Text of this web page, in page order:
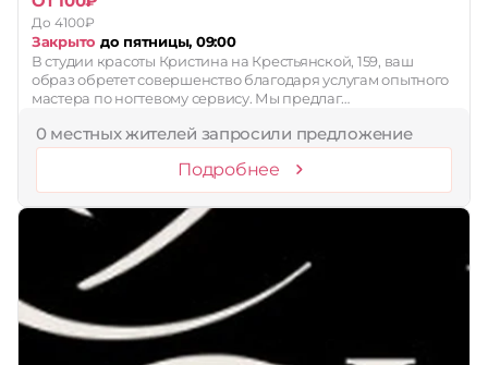
До 4100₽
Закрыто до пятницы, 09:00
В студии красоты Кристина на Крестьянской, 159, ваш
образ обретет совершенство благодаря услугам опытного
мастера по ногтевому сервису. Мы предлаг…
0 местных жителей запросили предложение
Подробнее